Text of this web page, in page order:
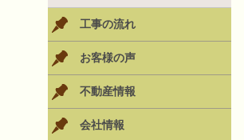
工事の流れ
お客様の声
不動産情報
会社情報